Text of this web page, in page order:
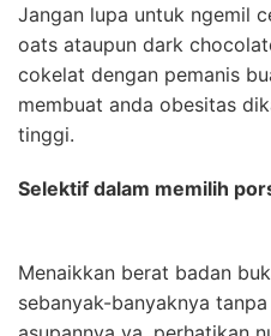
Jangan lupa untuk ngemil
oats ataupun dark
cokelat dengan pemanis
membuat anda obesitas
tinggi.
Selektif dalam memilih
Menaikkan berat badan
sebanyak-banyaknya